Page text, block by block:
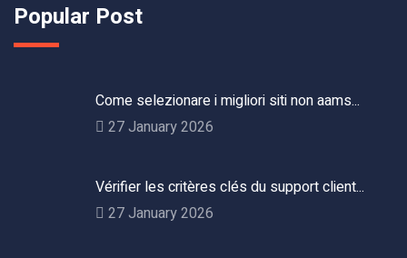
Popular Post
Come selezionare i migliori siti non aams...
27 January 2026
Vérifier les critères clés du support client...
27 January 2026